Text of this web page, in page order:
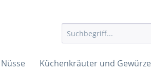
Küchenkräuter und Gewürze